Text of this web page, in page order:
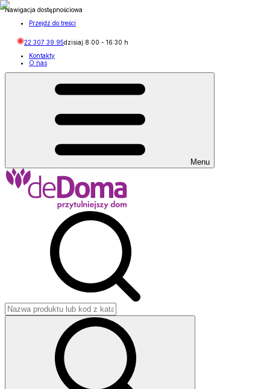
Nawigacja dostępnościowa
Przejdź do treści
22 307 39 95dzisiaj 8:00 - 16:30 h
Kontakty
O nas
Menu